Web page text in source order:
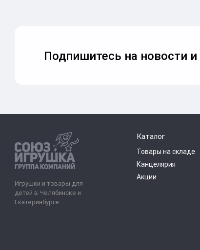
Подпишитесь на новости и
Игрушки и товары для
детей в Челябинске и
Екатеринбурге
Каталог
Товары на складе
Канцелярия
Акции